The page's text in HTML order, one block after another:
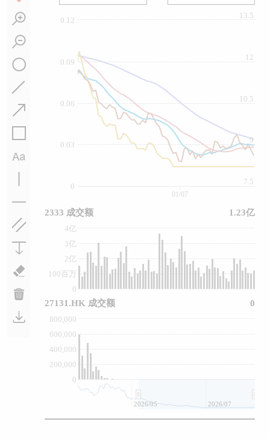
0
0.06
0.12
0.03
0.09
7.5
9
10.5
12
13.5
0
3亿
100百万
2亿
4亿
0
400,000
800,000
200,000
600,000
01/07
2026/05 2026/07
2333 成交额 1.23亿
27131.HK 成交额 0